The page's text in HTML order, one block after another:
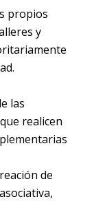
propios
y
las
realicen
de